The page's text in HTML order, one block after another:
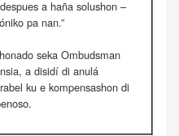
a haña solushon –
pa nan.”
seka Ombudsman
a disidí di anulá
ku e kompensashon di